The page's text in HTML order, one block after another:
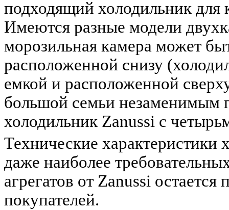
подходящий холодильник для
Имеются разные модели
морозильная камера может
расположенной снизу
емкой и расположенной
большой семьи незаменимым
холодильник Zanussi с
Технические характеристики
даже наиболее
агрегатов от Zanussi
покупателей.